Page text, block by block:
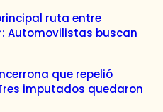
ruta entre
Automovilistas buscan
que repelió
imputados quedaron